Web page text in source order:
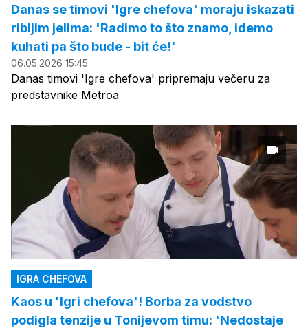
Danas se timovi 'Igre chefova' moraju iskazati
ribljim jelima: 'Radimo to što znamo, idemo
kuhati pa što bude - bit će!'
06.05.2026 15:45
Danas timovi 'Igre chefova' pripremaju večeru za
predstavnike Metroa
IGRA CHEFOVA
Kaos u 'Igri chefova'! Borba za vodstvo
podigla tenzije u Tonijevom timu: 'Nedostaje